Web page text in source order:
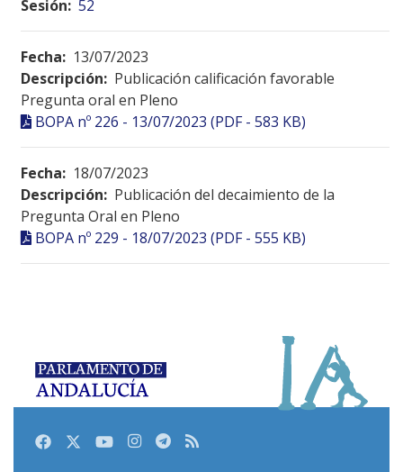
Sesión: 52
Fecha: 13/07/2023
Descripción: Publicación calificación favorable
Pregunta oral en Pleno
BOPA nº 226 - 13/07/2023 (PDF - 583 KB)
Fecha: 18/07/2023
Descripción: Publicación del decaimiento de la
Pregunta Oral en Pleno
BOPA nº 229 - 18/07/2023 (PDF - 555 KB)
FacebookTwitterYoutubeInstagram
Telegram
RSS